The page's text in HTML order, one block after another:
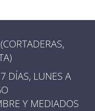
DÍAS, LUNES A
Y MEDIADOS